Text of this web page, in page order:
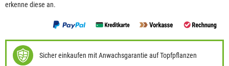
erkenne diese an.
Sicher einkaufen mit Anwachsgarantie auf Topfpflanzen